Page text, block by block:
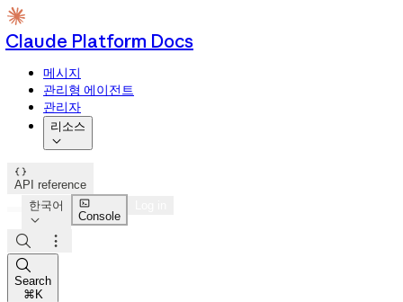
Claude Platform Docs
메시지
관리형 에이전트
관리자
리소스


API reference
한국어


Console



Search
⌘K